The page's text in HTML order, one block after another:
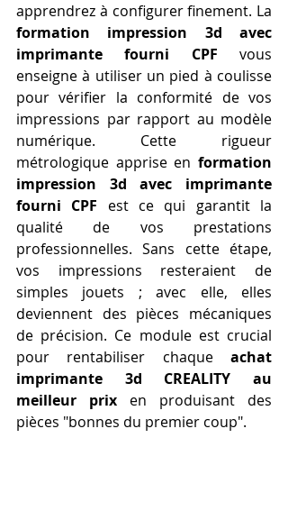
formation impression 3d avec
imprimante fourni CPF vous
enseigne à utiliser un pied à coulisse
pour vérifier la conformité de vos
impressions par rapport au modèle
numérique. Cette rigueur
métrologique apprise en formation
impression 3d avec imprimante
fourni CPF est ce qui garantit la
qualité de vos prestations
professionnelles. Sans cette étape,
vos impressions resteraient de
simples jouets ; avec elle, elles
deviennent des pièces mécaniques
de précision. Ce module est crucial
pour rentabiliser chaque achat
imprimante 3d CREALITY au
meilleur prix en produisant des
pièces "bonnes du premier coup".